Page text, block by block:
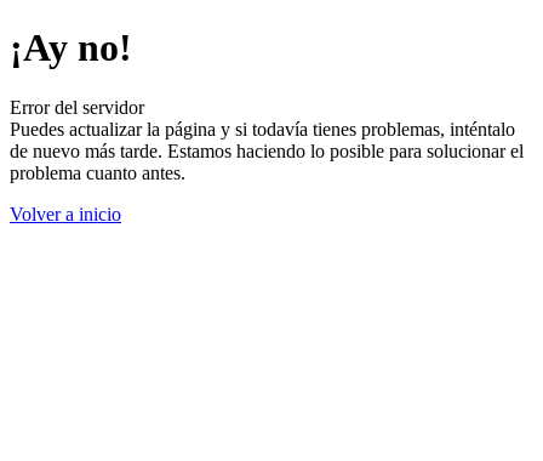
¡Ay no!
Error del servidor
Puedes actualizar la página y si todavía tienes problemas, inténtalo
de nuevo más tarde. Estamos haciendo lo posible para solucionar el
problema cuanto antes.
Volver a inicio